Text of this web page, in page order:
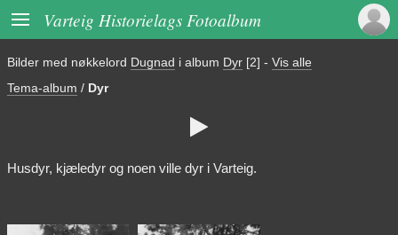
 Varteig Historielags Fotoalbum
Bilder med nøkkelord Dugnad i album Dyr [2] - Vis alle
Tema-album / Dyr

Husdyr, kjæledyr og noen ville dyr i Varteig.